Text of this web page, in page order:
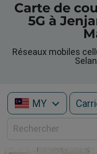
Carte de
5G à
Réseaux mobiles
MY